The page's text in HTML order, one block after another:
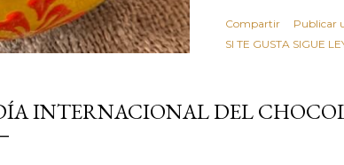
Estas alubias
tradicionales y
Compartir
Publicar
SI TE GUSTA SIGUE
INTERNACIONAL DEL